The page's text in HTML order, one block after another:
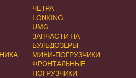
ЧЕТРА
LONKING
UMG
ЗАПЧАСТИ НА
БУЛЬДОЗЕРЫ
МИНИ-ПОГРУЗЧИКИ
ФРОНТАЛЬНЫЕ
ПОГРУЗЧИКИ